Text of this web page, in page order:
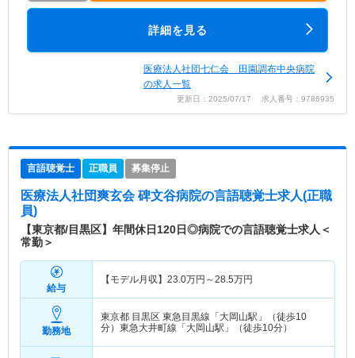
詳細を見る
医療法人社団七仁会 田園調布中央病院
の求人一覧
更新日：2025/07/17 求人番号：9786935
言語聴覚士 正職員 募集停止
医療法人社団爽玄会 碑文谷病院の言語聴覚士求人(正職
員)
【東京都/目黒区】年間休日120日◎病院での言語聴覚士求人＜
常勤＞
給与
【モデル月収】 23.0万円～28.5万円
勤務地
東京都 目黒区 東急目黒線「大岡山駅」（徒歩10
分）東急大井町線「大岡山駅」（徒歩10分）